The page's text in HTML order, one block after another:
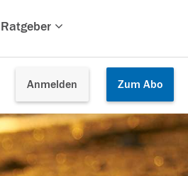
Ratgeber
Anmelden Zum Abo